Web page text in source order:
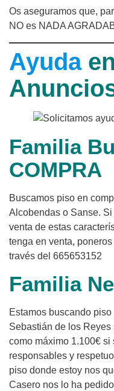
Os aseguramos que,
NO es NADA
Ayuda
Familia
COMPRA
Buscamos piso en
Alcobendas o Sanse.
venta de estas
tenga en venta,
través del 665653152
Familia
Estamos buscando
Sebastián de los
como máximo 1.100€
responsables y
piso donde estoy nos
Casero nos lo ha